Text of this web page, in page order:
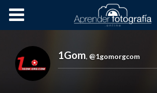
Cursos OnLine
1Gom, @1gomorgcom